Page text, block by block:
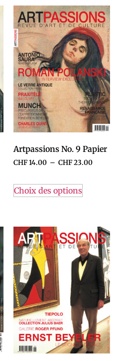
Artpassions No. 9 Papier
CHF14.00 – CHF23.00
Choix des options